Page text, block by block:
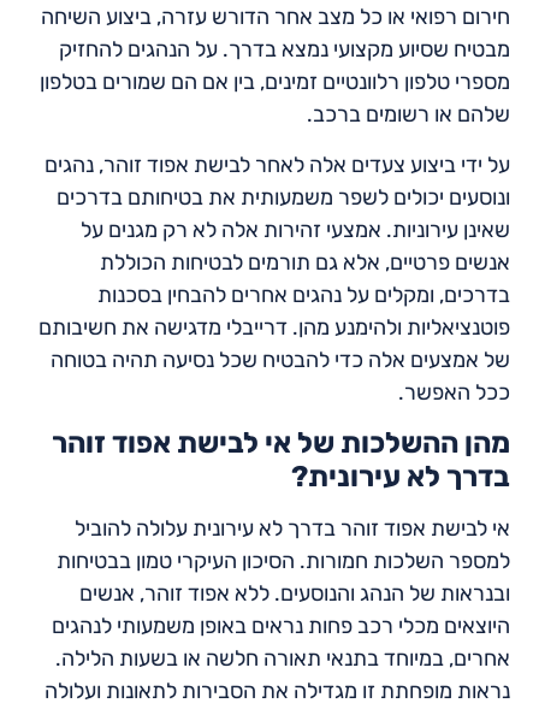
חירום רפואי או כל מצב אחר הדורש עזרה, ביצוע השיחה
מבטיח שסיוע מקצועי נמצא בדרך. על הנהגים להחזיק
מספרי טלפון רלוונטיים זמינים, בין אם הם שמורים בטלפון
שלהם או רשומים ברכב.
על ידי ביצוע צעדים אלה לאחר לבישת אפוד זוהר, נהגים
ונוסעים יכולים לשפר משמעותית את בטיחותם בדרכים
שאינן עירוניות. אמצעי זהירות אלה לא רק מגנים על
אנשים פרטיים, אלא גם תורמים לבטיחות הכוללת
בדרכים, ומקלים על נהגים אחרים להבחין בסכנות
פוטנציאליות ולהימנע מהן. דרייבלי מדגישה את חשיבותם
של אמצעים אלה כדי להבטיח שכל נסיעה תהיה בטוחה
ככל האפשר.
מהן ההשלכות של אי לבישת אפוד זוהר
בדרך לא עירונית?
אי לבישת אפוד זוהר בדרך לא עירונית עלולה להוביל
למספר השלכות חמורות. הסיכון העיקרי טמון בבטיחות
ובנראות של הנהג והנוסעים. ללא אפוד זוהר, אנשים
היוצאים מכלי רכב פחות נראים באופן משמעותי לנהגים
אחרים, במיוחד בתנאי תאורה חלשה או בשעות הלילה.
נראות מופחתת זו מגדילה את הסבירות לתאונות ועלולה